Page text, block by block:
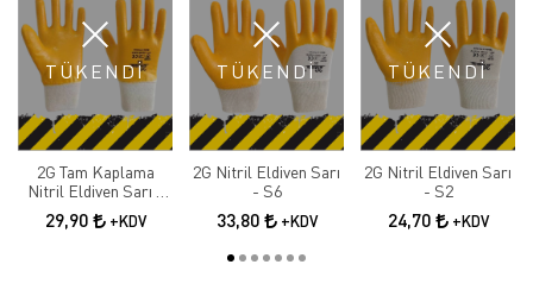
TÜKENDİ
2G Tam Kaplama
Nitril Eldiven Sarı -
S2+
29,90 +KDV
TÜKENDİ
2G Nitril Eldiven Sarı
- S6
33,80 +KDV
TÜKENDİ
2G Nitril Eldiven Sarı
- S2
24,70 +KDV